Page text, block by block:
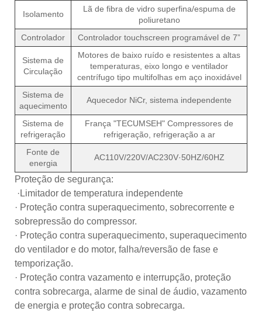
Isolamento
Lã de fibra de vidro superfina/espuma de
poliuretano
Controlador
Controlador touchscreen programável de 7”
Sistema de
Circulação
Motores de baixo ruído e resistentes a altas
temperaturas, eixo longo e ventilador
centrífugo tipo multifolhas em aço inoxidável
Sistema de
aquecimento
Aquecedor NiCr, sistema independente
Sistema de
refrigeração
França "TECUMSEH" Compressores de
refrigeração, refrigeração a ar
Fonte de
energia
AC110V/220V/AC230V·50HZ/60HZ
Proteção de segurança:
·Limitador de temperatura independente
· Proteção contra superaquecimento, sobrecorrente e
sobrepressão do compressor.
· Proteção contra superaquecimento, superaquecimento
do ventilador e do motor, falha/reversão de fase e
temporização.
· Proteção contra vazamento e interrupção, proteção
contra sobrecarga, alarme de sinal de áudio, vazamento
de energia e proteção contra sobrecarga.